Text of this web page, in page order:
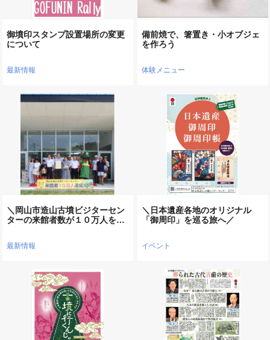
御墳印スタンプ設置場所の変更
について
最新情報
備前焼で、箸置き・小オブジェ
を作ろう
体験メニュー
＼岡山市造山古墳ビジターセン
ターの来館者数が１０万人を…
最新情報
＼日本遺産各地のオリジナル
「御周印」を巡る旅へ／
イベント